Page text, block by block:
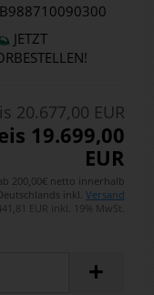
JETZT
20.677,00 EUR
19.699,00
EUR
200,00€ netto innerhalb
inkl. Versand
EUR inkl. 19% MwSt.